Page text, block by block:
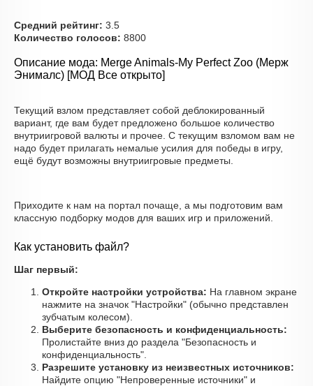
Средний рейтинг: 3.5
Количество голосов: 8800
Описание мода: Merge Animals-My Perfect Zoo (Мерж
Энималс) [МОД Все открыто]
Текущий взлом представляет собой деблокированный
вариант, где вам будет предложено большое количество
внутриигровой валюты и прочее. С текущим взломом вам не
надо будет прилагать немалые усилия для победы в игру,
ещё будут возможны внутриигровые предметы.
Приходите к нам на портал почаще, а мы подготовим вам
классную подборку модов для ваших игр и приложений.
Как установить файл?
Шаг первый:
Откройте настройки устройства: На главном экране
нажмите на значок "Настройки" (обычно представлен
зубчатым колесом).
Выберите безопасность и конфиденциальность:
Пролистайте вниз до раздела "Безопасность и
конфиденциальность".
Разрешите установку из неизвестных источников:
Найдите опцию "Непроверенные источники" и